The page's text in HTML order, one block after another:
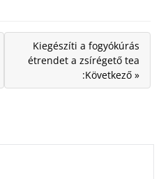
Kiegészíti a fogyókúrás
étrendet a zsírégető tea
:Következő »